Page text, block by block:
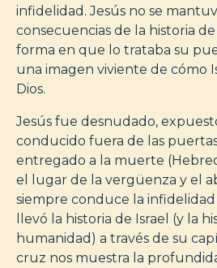
infidelidad. Jesús no se
consecuencias de la historia
forma en que lo trataba su
una imagen viviente de cómo
Dios.
Jesús fue desnudado,
conducido fuera de las
entregado a la muerte
el lugar de la vergüenza y el
siempre conduce la
llevó la historia de Israel (y la
humanidad) a través de su
cruz nos muestra la